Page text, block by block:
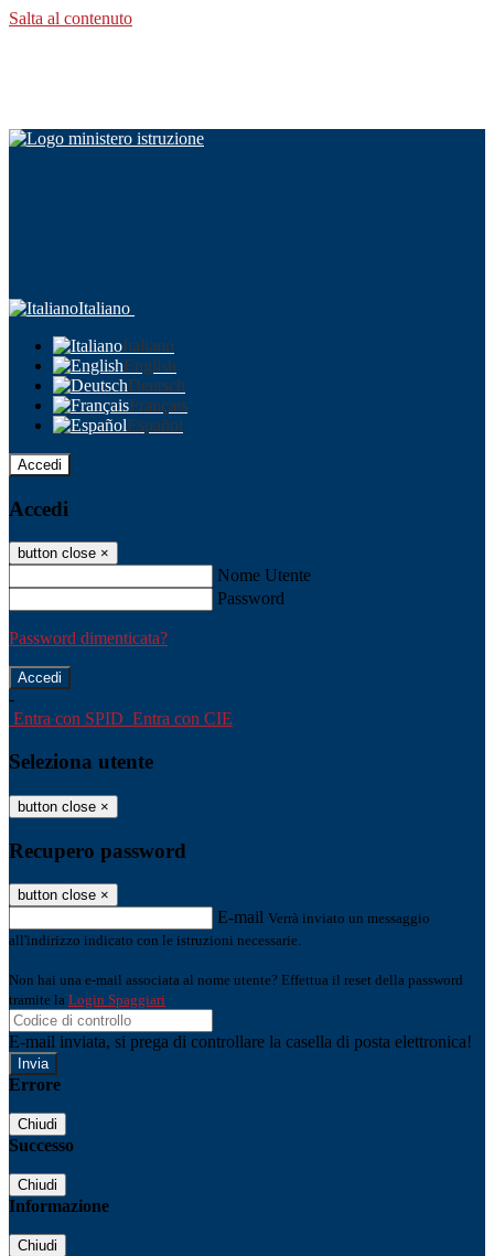
Salta al contenuto
Italiano
Italiano
English
Deutsch
Français
Español
Accedi
Accedi
button close ×
Nome Utente
Password
Password dimenticata?
-
Entra con SPID Entra con CIE
Seleziona utente
button close ×
Recupero password
button close ×
E-mail Verrà inviato un messaggio
all'indirizzo indicato con le istruzioni necessarie.
Non hai una e-mail associata al nome utente? Effettua il reset della password
tramite la Login Spaggiari
E-mail inviata, si prega di controllare la casella di posta elettronica!
Errore
Chiudi
Successo
Chiudi
Informazione
Chiudi